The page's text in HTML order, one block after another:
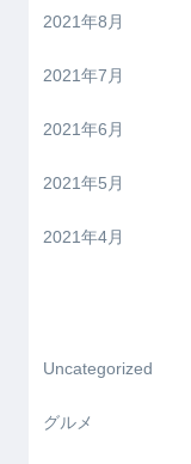
2021年8月
2021年7月
2021年6月
2021年5月
2021年4月
Uncategorized
グルメ